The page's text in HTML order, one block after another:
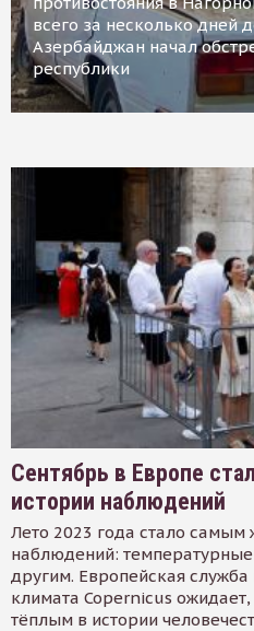
всего за несколько дней
Азербайджан начал
республики
Сентябрь в Европе
истории наблюдений
Лето 2023 года стало самым
наблюдений:
другим. Европейская
климата Copernicus
тёплым в истории